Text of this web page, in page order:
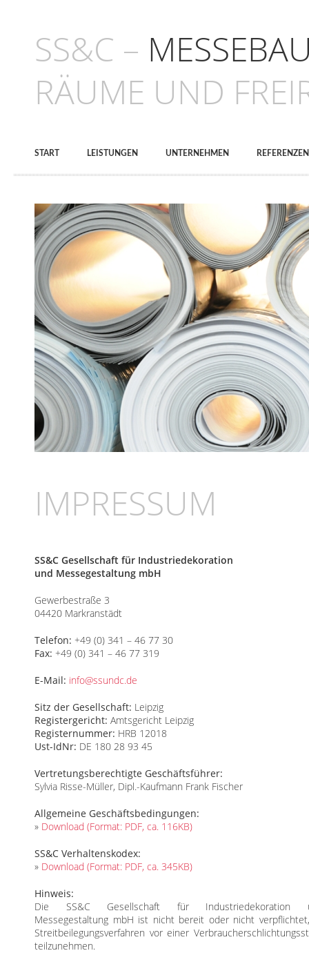
SS&C –
RÄUME UND
START LEISTUNGEN UNTERNEHMEN REFERENZEN
IMPRESSUM
SS&C Gesellschaft für Industriedekoration
und Messegestaltung mbH
Gewerbestraße 3
04420 Markranstädt
Telefon: +49 (0) 341 – 46 77 30
Fax: +49 (0) 341 – 46 77 319
E-Mail: info@ssundc.de
Sitz der Gesellschaft: Leipzig
Registergericht: Amtsgericht Leipzig
Registernummer: HRB 12018
Ust-IdNr: DE 180 28 93 45
Vertretungsberechtigte Geschäftsführer:
Sylvia Risse-Müller, Dipl.-Kaufmann Frank Fischer
Allgemeine Geschäftsbedingungen:
» Download (Format: PDF, ca. 116KB)
SS&C Verhaltenskodex:
» Download (Format: PDF, ca. 345KB)
Hinweis:
Die SS&C Gesellschaft für Industriedekoration
Messegestaltung mbH ist nicht bereit oder nicht
Streitbeilegungsverfahren vor einer
teilzunehmen.